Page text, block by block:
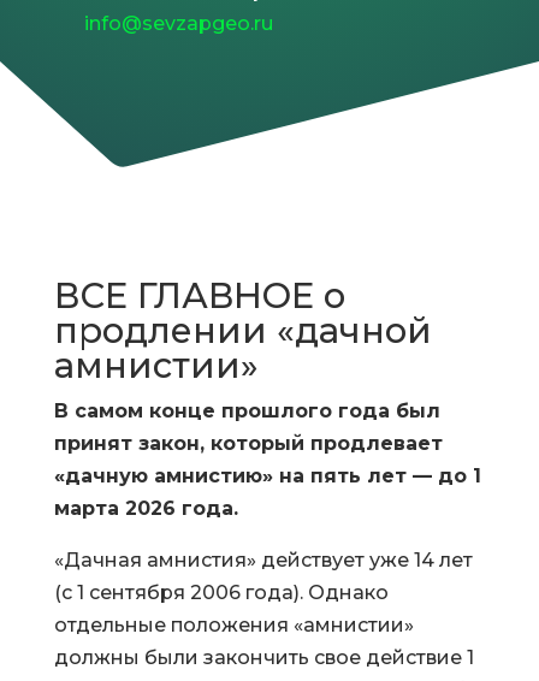
info@sevzapgeo.ru
ВСЕ ГЛАВНОЕ о
продлении «дачной
амнистии»
В самом конце прошлого года был
принят закон, который продлевает
«дачную амнистию» на пять лет — до 1
марта 2026 года.
«Дачная амнистия» действует уже 14 лет
(с 1 сентября 2006 года). Однако
отдельные положения «амнистии»
должны были закончить свое действие 1